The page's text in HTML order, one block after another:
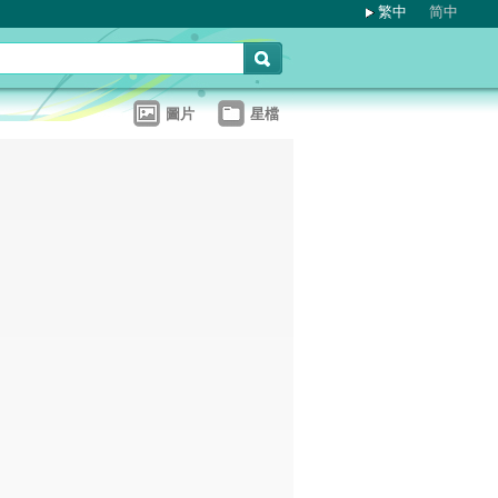
繁中 简中
圖片 星檔